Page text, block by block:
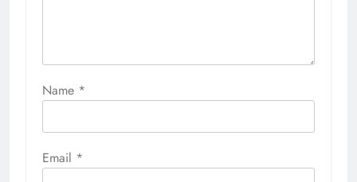
Name *
Email *